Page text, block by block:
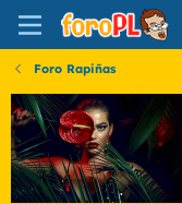
Foro Rapiñas